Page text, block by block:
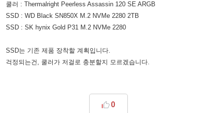
쿨러 : Thermalright Peerless Assassin 120 SE ARGB
SSD : WD Black SN850X M.2 NVMe 2280 2TB
SSD : SK hynix Gold P31 M.2 NVMe 2280
SSD는 기존 제품 장착할 계획입니다.
걱정되는건, 쿨러가 저걸로 충분할지 모르겠습니다.
0